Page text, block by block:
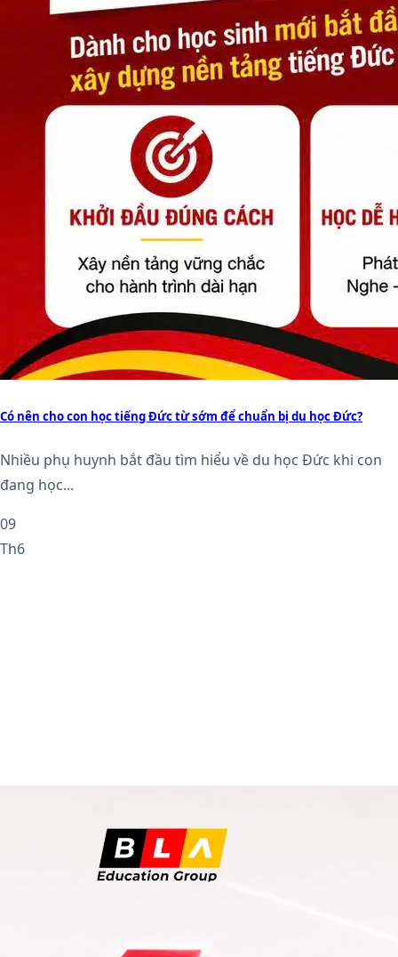
Có nên cho con học tiếng Đức từ sớm để chuẩn bị du học Đức?
Nhiều phụ huynh bắt đầu tìm hiểu về du học Đức khi con
đang học...
09
Th6